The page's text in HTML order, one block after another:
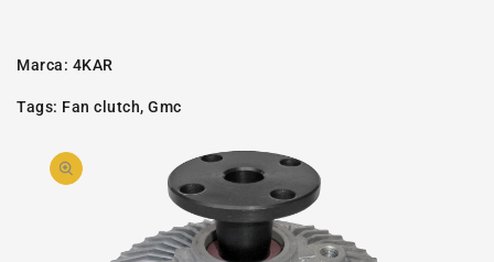
Marca: 4KAR
Tags: Fan clutch, Gmc
DE PRODUCTO
video
1
la
galería